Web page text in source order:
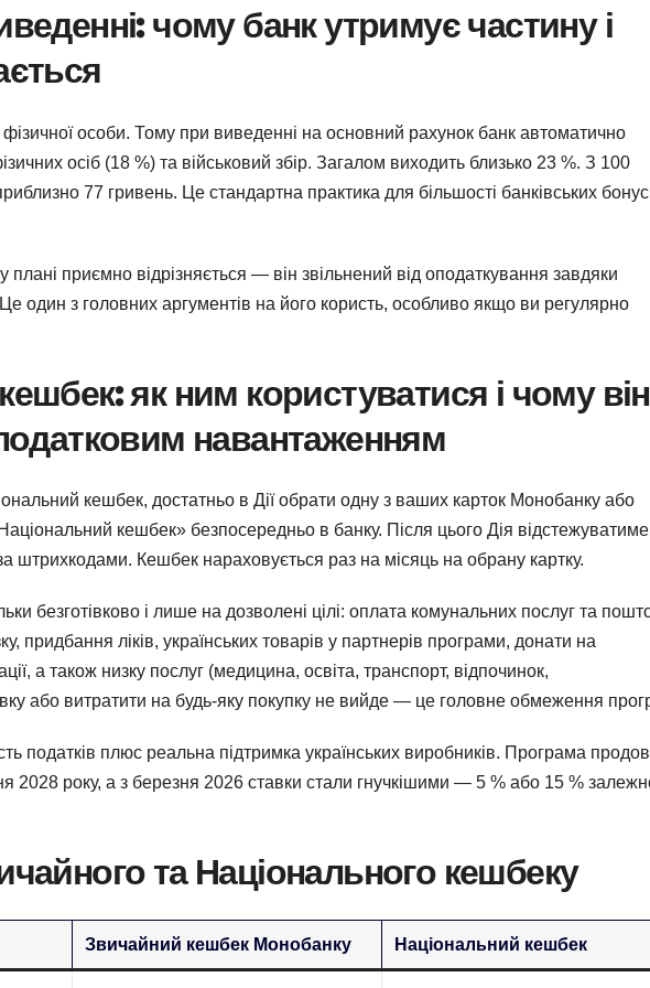
чому банк утримує частину і
особи. Тому при виведенні на основний рахунок банк автоматично
осіб (18 %) та військовий збір. Загалом виходить близько 23 %. З 100
77 гривень. Це стандартна практика для більшості банківських
приємно відрізняється — він звільнений від оподаткування завдяки
один з головних аргументів на його користь, особливо якщо ви регулярно
як ним користуватися і чому він
навантаженням
кешбек, достатньо в Дії обрати одну з ваших карток Монобанку або
кешбек» безпосередньо в банку. Після цього Дія відстежуватиме
штрихкодами. Кешбек нараховується раз на місяць на обрану картку.
безготівково і лише на дозволені цілі: оплата комунальних послуг та
придбання ліків, українських товарів у партнерів програми, донати на
а також низку послуг (медицина, освіта, транспорт, відпочинок,
або витратити на будь-яку покупку не вийде — це головне обмеження
податків плюс реальна підтримка українських виробників. Програма
2028 року, а з березня 2026 ставки стали гнучкішими — 5 % або 15 %
та Національного кешбеку
Звичайний кешбек Монобанку Національний кешбек